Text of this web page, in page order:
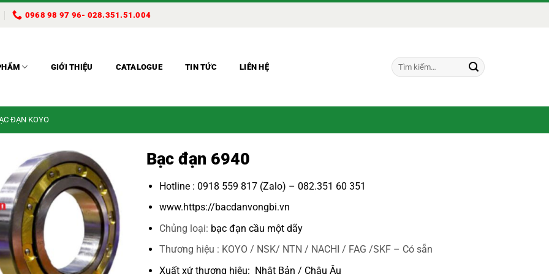
0968 98 97 96- 028.351.51.004
GIỚI THIỆU CATALOGUE TIN TỨC LIÊN HỆ
Tìm
kiếm:
ĐẠN KOYO
Bạc đạn 6940
Hotline : 0918 559 817 (Zalo) – 082.351 60 351
www.https://bacdanvongbi.vn
Chủng loại: bạc đạn cầu một dãy
Thương hiệu : KOYO / NSK/ NTN / NACHI / FAG /SKF – Có sẵn
Xuất xứ thương hiệu: Nhật Bản / Châu Âu